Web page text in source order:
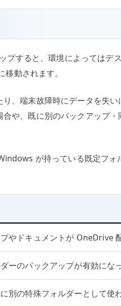
ー
の
すると、環境によってはデ
動されます。
、端末故障時にデータを失
や、既に別のバックアップ
が持っている既定フ
やドキュメントが OneDrive
ーのバックアップが有効にな
別の特殊フォルダーとして使